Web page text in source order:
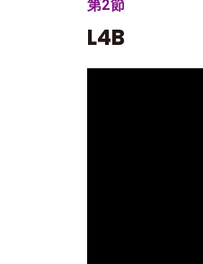
第2節
L4B